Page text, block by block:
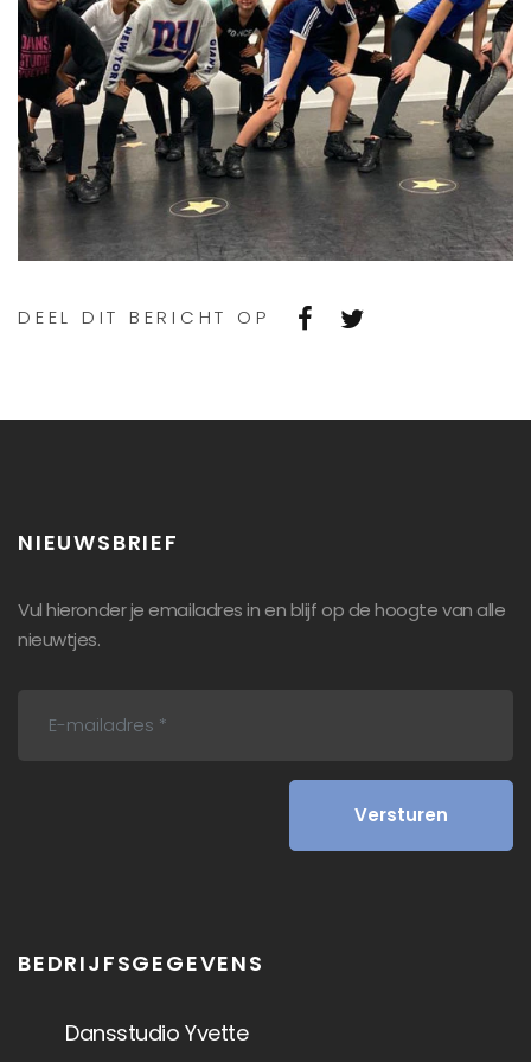
DEEL DIT BERICHT OP
NIEUWSBRIEF
Vul hieronder je emailadres in en blijf op de hoogte van alle
nieuwtjes.
BEDRIJFSGEGEVENS
Dansstudio Yvette